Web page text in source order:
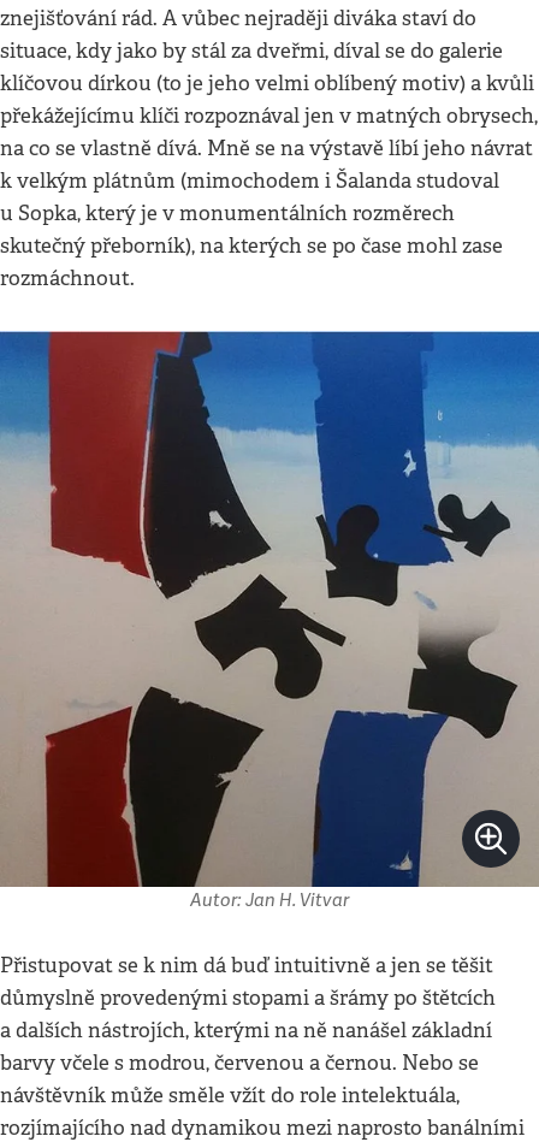
znejišťování rád. A vůbec nejraději diváka staví do
situace, kdy jako by stál za dveřmi, díval se do galerie
klíčovou dírkou (to je jeho velmi oblíbený motiv) a kvůli
překážejícímu klíči rozpoznával jen v matných obrysech,
na co se vlastně dívá. Mně se na výstavě líbí jeho návrat
k velkým plátnům (mimochodem i Šalanda studoval
u Sopka, který je v monumentálních rozměrech
skutečný přeborník), na kterých se po čase mohl zase
rozmáchnout.
Autor: Jan H. Vitvar
Přistupovat se k nim dá buď intuitivně a jen se těšit
důmyslně provedenými stopami a šrámy po štětcích
a dalších nástrojích, kterými na ně nanášel základní
barvy včele s modrou, červenou a černou. Nebo se
návštěvník může směle vžít do role intelektuála,
rozjímajícího nad dynamikou mezi naprosto banálními